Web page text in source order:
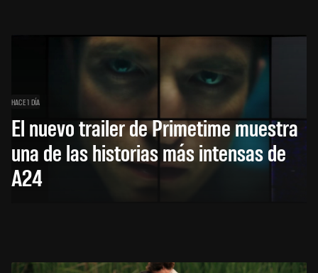
HACE 1 DÍA
El nuevo trailer de Primetime muestra
una de las historias más intensas de
A24